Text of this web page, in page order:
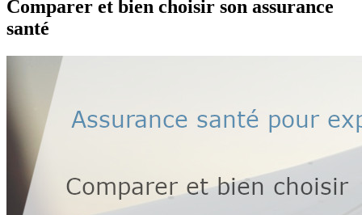
Comparer et bien choisir son assurance
santé